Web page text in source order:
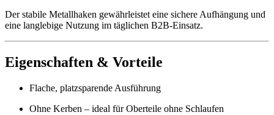
Der stabile Metallhaken gewährleistet eine sichere Aufhängung und
eine langlebige Nutzung im täglichen B2B-Einsatz.
Eigenschaften & Vorteile
Flache, platzsparende Ausführung
Ohne Kerben – ideal für Oberteile ohne Schlaufen